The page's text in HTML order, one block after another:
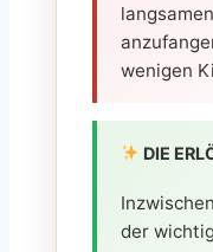
wenigen
DIE
der